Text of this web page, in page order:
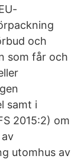
och
som får och
samt i
2015:2) om
utomhus av